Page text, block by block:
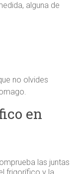
alguna de
no olvides
en
las juntas